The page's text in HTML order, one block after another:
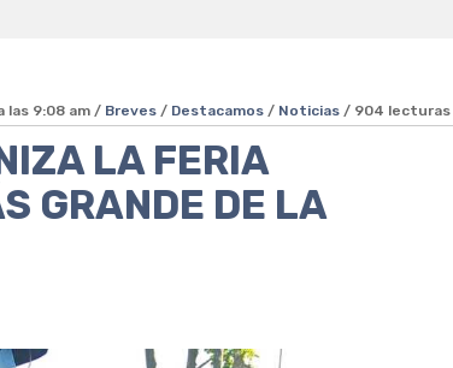
las 9:08 am / Breves / Destacamos / Noticias / 904 lecturas
LA FERIA
GRANDE DE LA